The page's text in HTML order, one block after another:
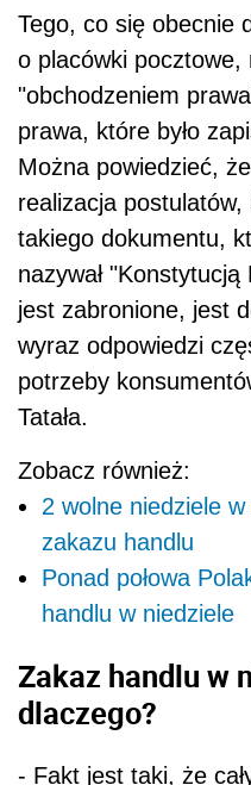
Tego, co się obecnie
o placówki pocztowe,
"obchodzeniem
prawa, które było
Można powiedzieć,
realizacja postulatów,
takiego dokumentu,
nazywał
jest zabronione, jest
wyraz odpowiedzi
potrzeby
Tatała.
Zobacz również:
2 wolne niedziele
zakazu handlu
Ponad połowa
handlu w niedziele
Zakaz handlu w
dlaczego?
- Fakt jest taki, że